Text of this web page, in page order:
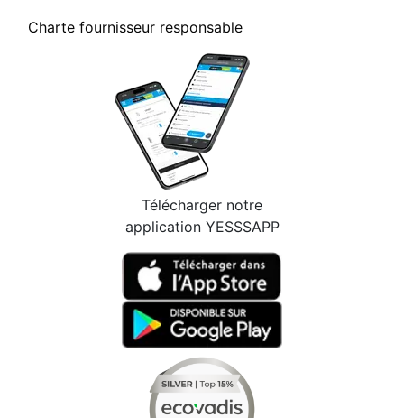
Charte fournisseur responsable
Télécharger notre
application YESSSAPP